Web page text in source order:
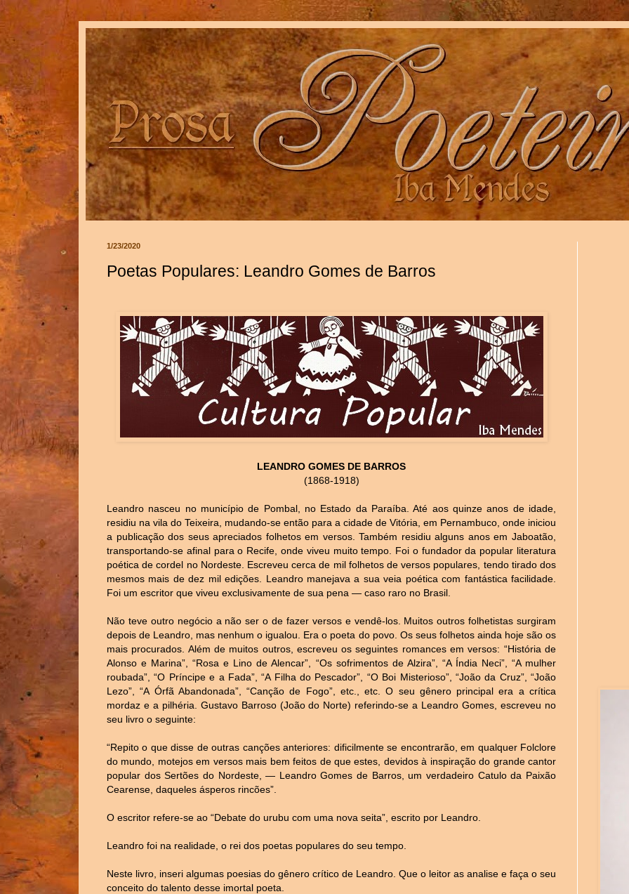
1/23/2020
Poetas Populares: Leandro Gomes de Barros
LEANDRO GOMES DE BARROS
(1868-1918)
Leandro nasceu no município de Pombal, no Estado da Paraíba. Até aos quinze anos de idade,
residiu na vila do Teixeira, mudando-se então para a cidade de Vitória, em Pernambuco, onde iniciou
a publicação dos seus apreciados folhetos em versos. Também residiu alguns anos em Jaboatão,
transportando-se afinal para o Recife, onde viveu muito tempo. Foi o fundador da popular literatura
poética de cordel no Nordeste. Escreveu cerca de mil folhetos de versos populares, tendo tirado dos
mesmos mais de dez mil edições. Leandro manejava a sua veia poética com fantástica facilidade.
Foi um escritor que viveu exclusivamente de sua pena — caso raro no Brasil.
Não teve outro negócio a não ser o de fazer versos e vendê-los. Muitos outros folhetistas surgiram
depois de Leandro, mas nenhum o igualou. Era o poeta do povo. Os seus folhetos ainda hoje são os
mais procurados. Além de muitos outros, escreveu os seguintes romances em versos: “História de
Alonso e Marina”, “Rosa e Lino de Alencar”, “Os sofrimentos de Alzira”, “A Índia Neci”, “A mulher
roubada”, “O Príncipe e a Fada”, “A Filha do Pescador”, “O Boi Misterioso”, “João da Cruz”, “João
Lezo”, “A Órfã Abandonada”, “Canção de Fogo”, etc., etc. O seu gênero principal era a crítica
mordaz e a pilhéria. Gustavo Barroso (João do Norte) referindo-se a Leandro Gomes, escreveu no
seu livro o seguinte:
“Repito o que disse de outras canções anteriores: dificilmente se encontrarão, em qualquer Folclore
do mundo, motejos em versos mais bem feitos de que estes, devidos à inspiração do grande cantor
popular dos Sertões do Nordeste, — Leandro Gomes de Barros, um verdadeiro Catulo da Paixão
Cearense, daqueles ásperos rincões”.
O escritor refere-se ao “Debate do urubu com uma nova seita”, escrito por Leandro.
Leandro foi na realidade, o rei dos poetas populares do seu tempo.
Neste livro, inseri algumas poesias do gênero crítico de Leandro. Que o leitor as analise e faça o seu
conceito do talento desse imortal poeta.